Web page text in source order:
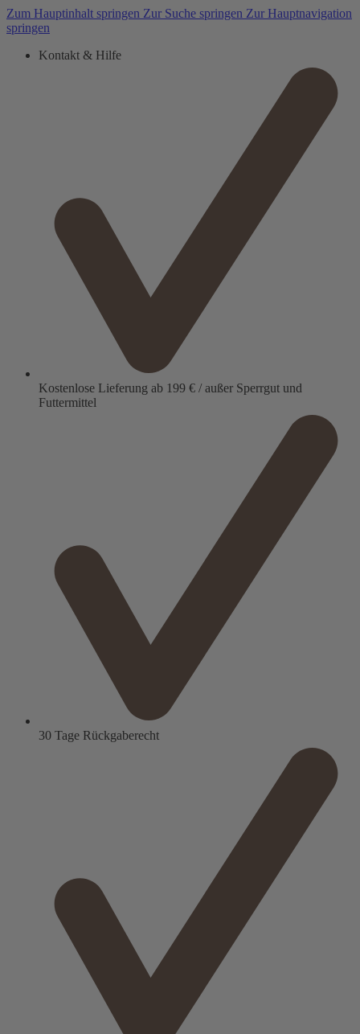
Zum Hauptinhalt springen Zur Suche springen Zur Hauptnavigation
springen
Kontakt & Hilfe
Kostenlose Lieferung ab 199 € / außer Sperrgut und
Futtermittel
30 Tage Rückgaberecht